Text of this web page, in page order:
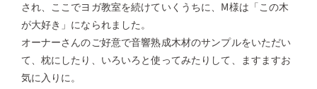
され、ここでヨガ教室を続けていくうちに、M様は「この木
が大好き」になられました。
オーナーさんのご好意で音響熟成木材のサンプルをいただい
て、枕にしたり、いろいろと使ってみたりして、ますますお
気に入りに。